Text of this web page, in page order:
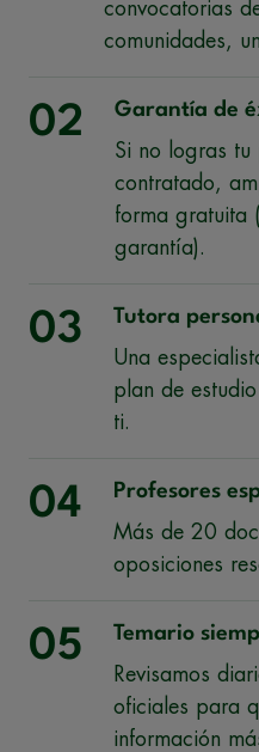
convocatorias
comunidades,
02
Garantía de
Si no logras
contratado,
forma gratuita
garantía).
03
Tutora
Una
plan de
ti.
04
Profesores
Más de 20
oposiciones
05
Temario
Revisamos
oficiales para
información